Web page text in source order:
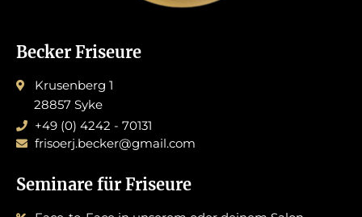
Becker Friseure
Krusenberg 1
28857 Syke
+49 (0) 4242 - 70131
frisoerj.becker@gmail.com
Seminare für Friseure